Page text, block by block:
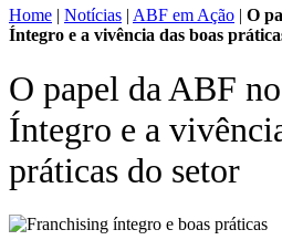
Home | Notícias | ABF em Ação | O
Íntegro e a vivência das boas
O papel da ABF
Íntegro e a
práticas do setor